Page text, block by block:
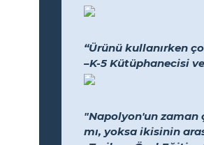
“Ürünü kullanırken
–K-5 Kütüphanecisi
"Napolyon'un zaman
mı, yoksa ikisinin